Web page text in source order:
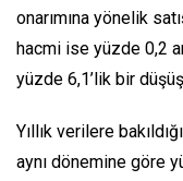
onarımına yönelik
hacmi ise yüzde 0,2
yüzde 6,1’lik bir
Yıllık verilere
aynı dönemine göre